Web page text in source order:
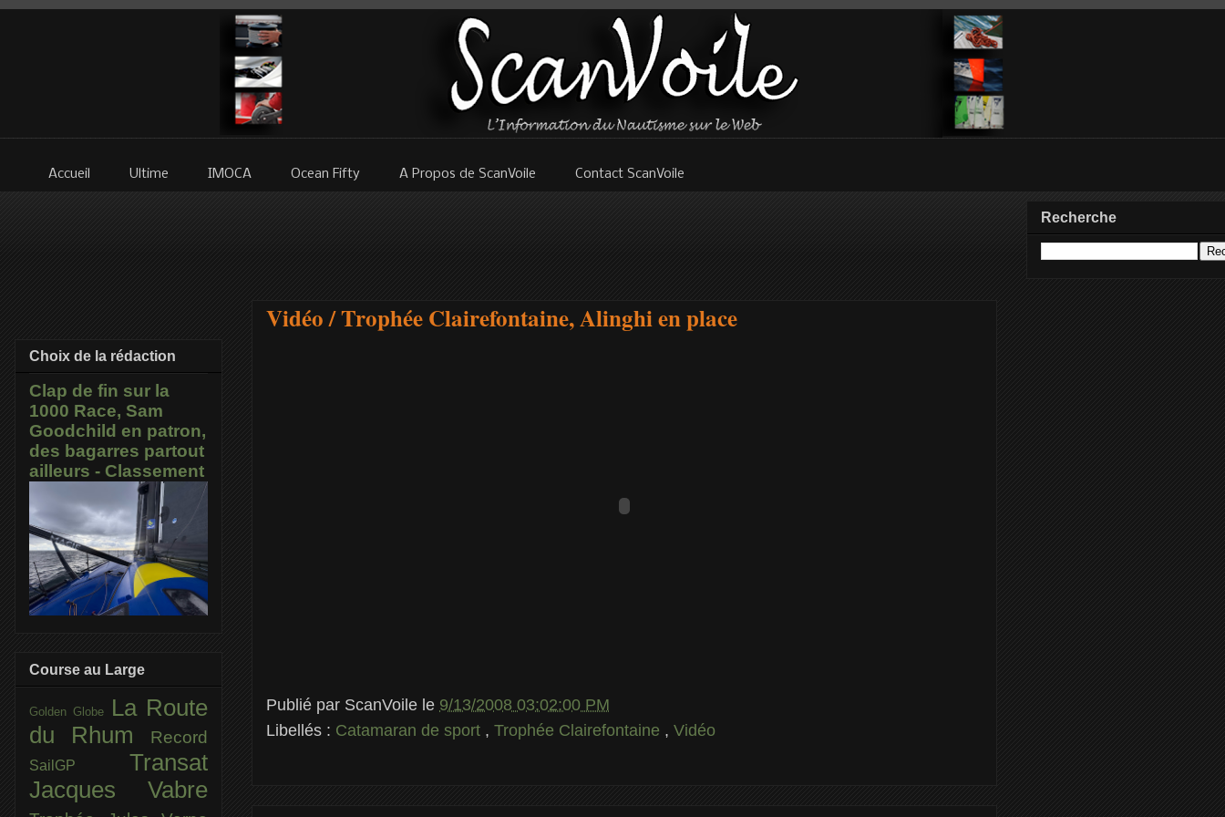
Accueil Ultime IMOCA Ocean Fifty A Propos de ScanVoile Contact ScanVoile
Vidéo / Trophée Clairefontaine, Alinghi en place
Publié par ScanVoile le 9/13/2008 03:02:00 PM
Libellés : Catamaran de sport , Trophée Clairefontaine , Vidéo
Choix de la rédaction
Clap de fin sur la
1000 Race, Sam
Goodchild en patron,
des bagarres partout
ailleurs - Classement
Course au Large
Golden Globe
La Route
du Rhum
Record
SailGP Transat
Jacques Vabre
Recherche